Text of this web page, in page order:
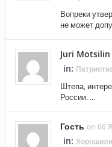
Вопреки
не может
Juri Motsilin
in:
Штепа,
России. ...
Гость on 06
in: